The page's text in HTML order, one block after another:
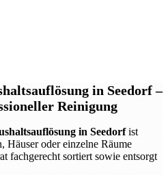
in Seedorf–
Reinigung
in Seedorfist
Häuser oder einzelne Räume
fachgerecht sortiert sowie entsorgt